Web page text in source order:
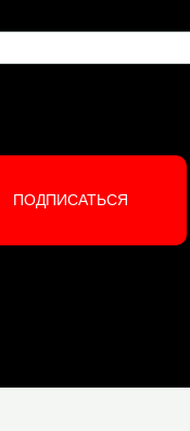
ПОДПИСАТЬСЯ